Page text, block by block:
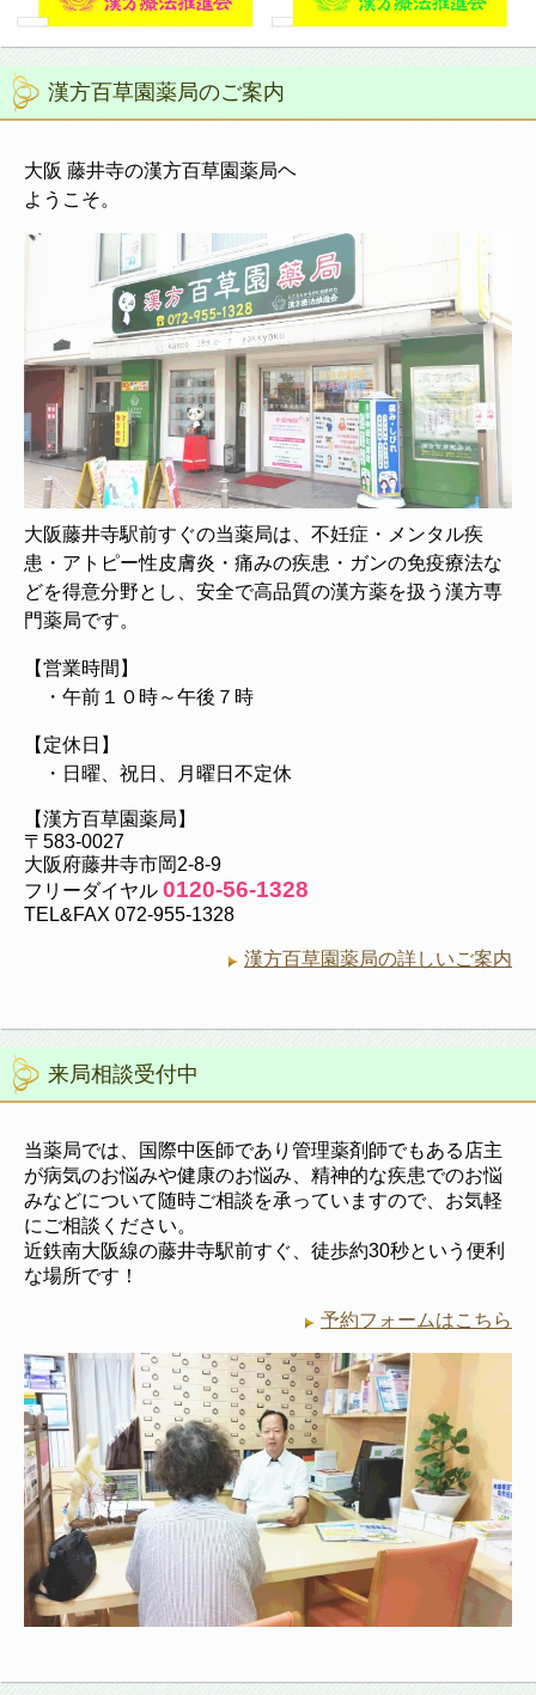
漢方百草園薬局のご案内
大阪 藤井寺の漢方百草園薬局ヘ
ようこそ。
大阪藤井寺駅前すぐの当薬局は、不妊症・メンタル疾
患・アトピー性皮膚炎・痛みの疾患・ガンの免疫療法な
どを得意分野とし、安全で高品質の漢方薬を扱う漢方専
門薬局です。
【営業時間】
・午前１０時～午後７時
【定休日】
・日曜、祝日、月曜日不定休
【漢方百草園薬局】
〒583-0027
大阪府藤井寺市岡2-8-9
フリーダイヤル 0120-56-1328
TEL&FAX 072-955-1328
漢方百草園薬局の詳しいご案内
来局相談受付中
当薬局では、国際中医師であり管理薬剤師でもある店主
が病気のお悩みや健康のお悩み、精神的な疾患でのお悩
みなどについて随時ご相談を承っていますので、お気軽
にご相談ください。
近鉄南大阪線の藤井寺駅前すぐ、徒歩約30秒という便利
な場所です！
予約フォームはこちら